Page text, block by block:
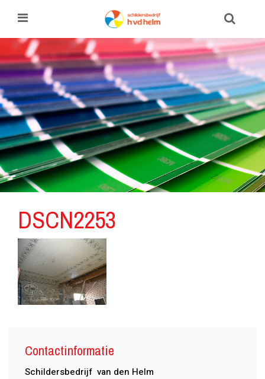
DSCN2253
Contactinformatie
Schildersbedrijf van den Helm